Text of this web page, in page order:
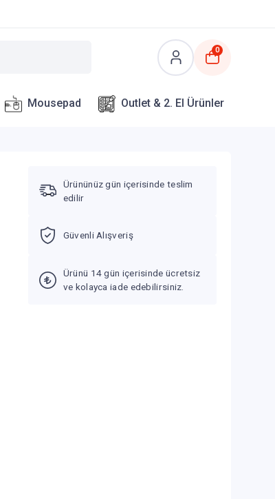
0
Mousepad Outlet & 2. El Ürünler
Ürününüz gün içerisinde teslim
edilir
Güvenli Alışveriş
Ürünü 14 gün içerisinde ücretsiz
ve kolayca iade edebilirsiniz.